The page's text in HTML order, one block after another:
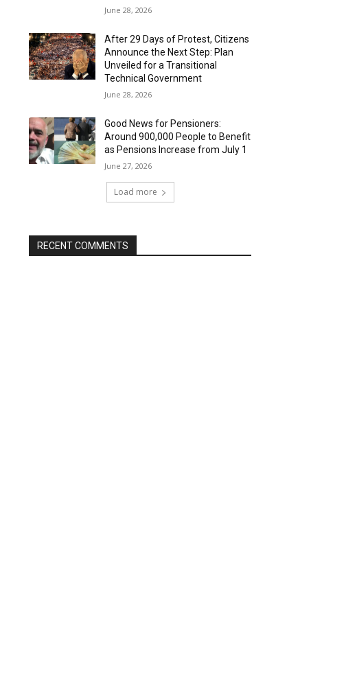
June 28, 2026
After 29 Days of Protest, Citizens
Announce the Next Step: Plan
Unveiled for a Transitional
Technical Government
June 28, 2026
Good News for Pensioners:
Around 900,000 People to Benefit
as Pensions Increase from July 1
June 27, 2026
Load more
RECENT COMMENTS